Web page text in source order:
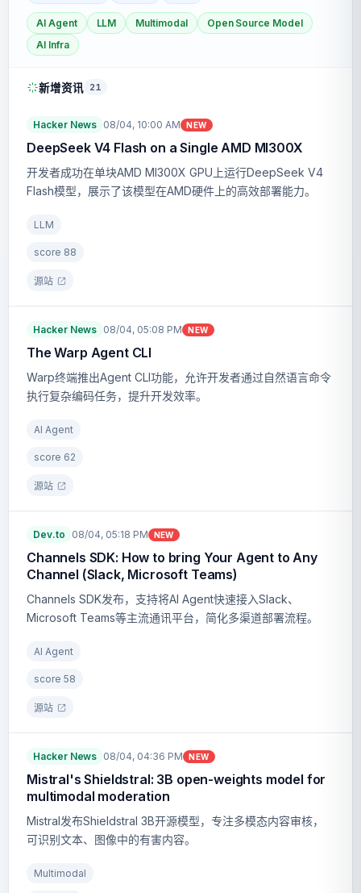
AI Agent LLM Multimodal
Open Source Model
AI Infra
新增资讯 21
Hacker News 08/04, 10:00 AM NEW
DeepSeek V4 Flash on a Single AMD MI300X
开发者成功在单块AMD MI300X GPU上运行DeepSeek V4
Flash模型，展示了该模型在AMD硬件上的高效部署能力。
LLM
score 88
源站
Hacker News 08/04, 05:08 PM NEW
The Warp Agent CLI
Warp终端推出Agent CLI功能，允许开发者通过自然语言命令
执行复杂编码任务，提升开发效率。
AI Agent
score 62
源站
Dev.to 08/04, 05:18 PM NEW
Channels SDK: How to bring Your Agent to Any
Channel (Slack, Microsoft Teams)
Channels SDK发布，支持将AI Agent快速接入Slack、
Microsoft Teams等主流通讯平台，简化多渠道部署流程。
AI Agent
score 58
源站
Hacker News 08/04, 04:36 PM NEW
Mistral's Shieldstral: 3B open-weights model for
multimodal moderation
Mistral发布Shieldstral 3B开源模型，专注多模态内容审核，
可识别文本、图像中的有害内容。
Multimodal